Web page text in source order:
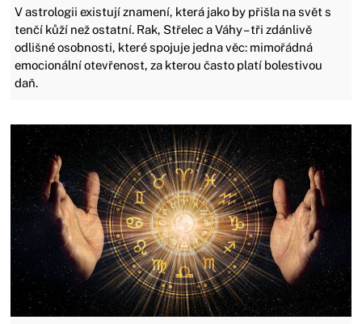
V astrologii existují znamení, která jako by přišla na svět s
tenčí kůží než ostatní. Rak, Střelec a Váhy – tři zdánlivě
odlišné osobnosti, které spojuje jedna věc: mimořádná
emocionální otevřenost, za kterou často platí bolestivou
daň.